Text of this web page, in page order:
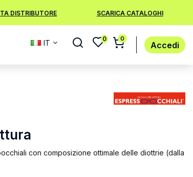
DISTRIBUTORE SCARICA CATALOGHI
IT 0 0
Accedi
con composizione ottimale delle diottrie (dalla